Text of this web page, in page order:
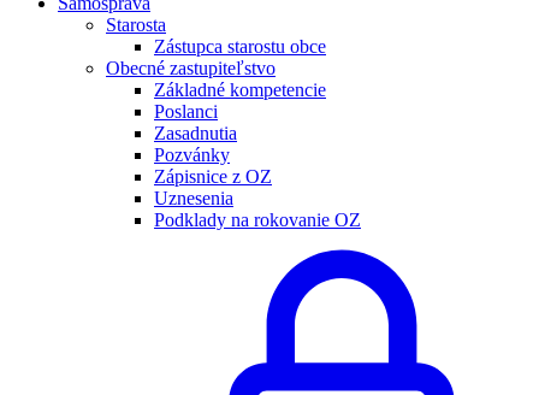
Starosta
Zástupca starostu obce
Obecné zastupiteľstvo
Základné kompetencie
Poslanci
Zasadnutia
Pozvánky
Zápisnice z OZ
Uznesenia
Podklady na rokovanie OZ